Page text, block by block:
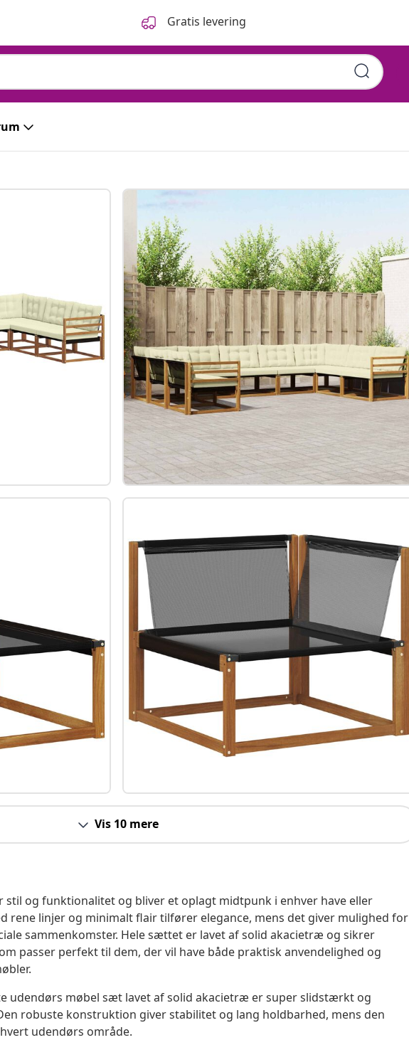
Gratis levering
Vis 10 mere
og funktionalitet og bliver et oplagt midtpunk i enhver have eller
rene linjer og minimalt flair tilfører elegance, mens det giver mulighed for
sammenkomster. Hele sættet er lavet af solid akacietræ og sikrer
passer perfekt til dem, der vil have både praktisk anvendelighed og
udendørs møbel sæt lavet af solid akacietræ er super slidstærkt og
robuste konstruktion giver stabilitet og lang holdbarhed, mens den
udendørs område.